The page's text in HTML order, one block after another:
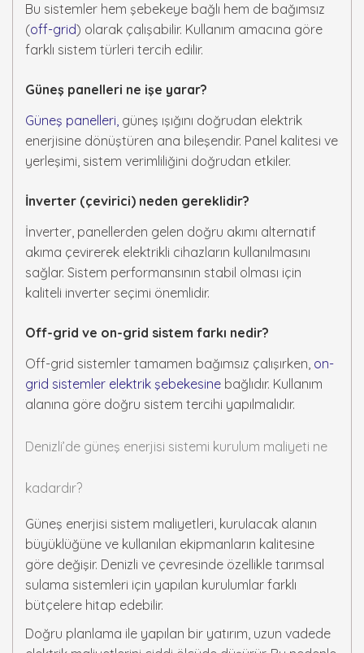
Bu sistemler hem şebekeye bağlı hem de bağımsız
(off-grid) olarak çalışabilir. Kullanım amacına göre
farklı sistem türleri tercih edilir.
Güneş panelleri ne işe yarar?
Güneş panelleri, güneş ışığını doğrudan elektrik
enerjisine dönüştüren ana bileşendir. Panel kalitesi ve
yerleşimi, sistem verimliliğini doğrudan etkiler.
İnverter (çevirici) neden gereklidir?
İnverter, panellerden gelen doğru akımı alternatif
akıma çevirerek elektrikli cihazların kullanılmasını
sağlar. Sistem performansının stabil olması için
kaliteli inverter seçimi önemlidir.
Off-grid ve on-grid sistem farkı nedir?
Off-grid sistemler tamamen bağımsız çalışırken, on-
grid sistemler elektrik şebekesine bağlıdır. Kullanım
alanına göre doğru sistem tercihi yapılmalıdır.
Denizli’de güneş enerjisi sistemi kurulum maliyeti ne
kadardır?
Güneş enerjisi sistem maliyetleri, kurulacak alanın
büyüklüğüne ve kullanılan ekipmanların kalitesine
göre değişir. Denizli ve çevresinde özellikle tarımsal
sulama sistemleri için yapılan kurulumlar farklı
bütçelere hitap edebilir.
Doğru planlama ile yapılan bir yatırım, uzun vadede